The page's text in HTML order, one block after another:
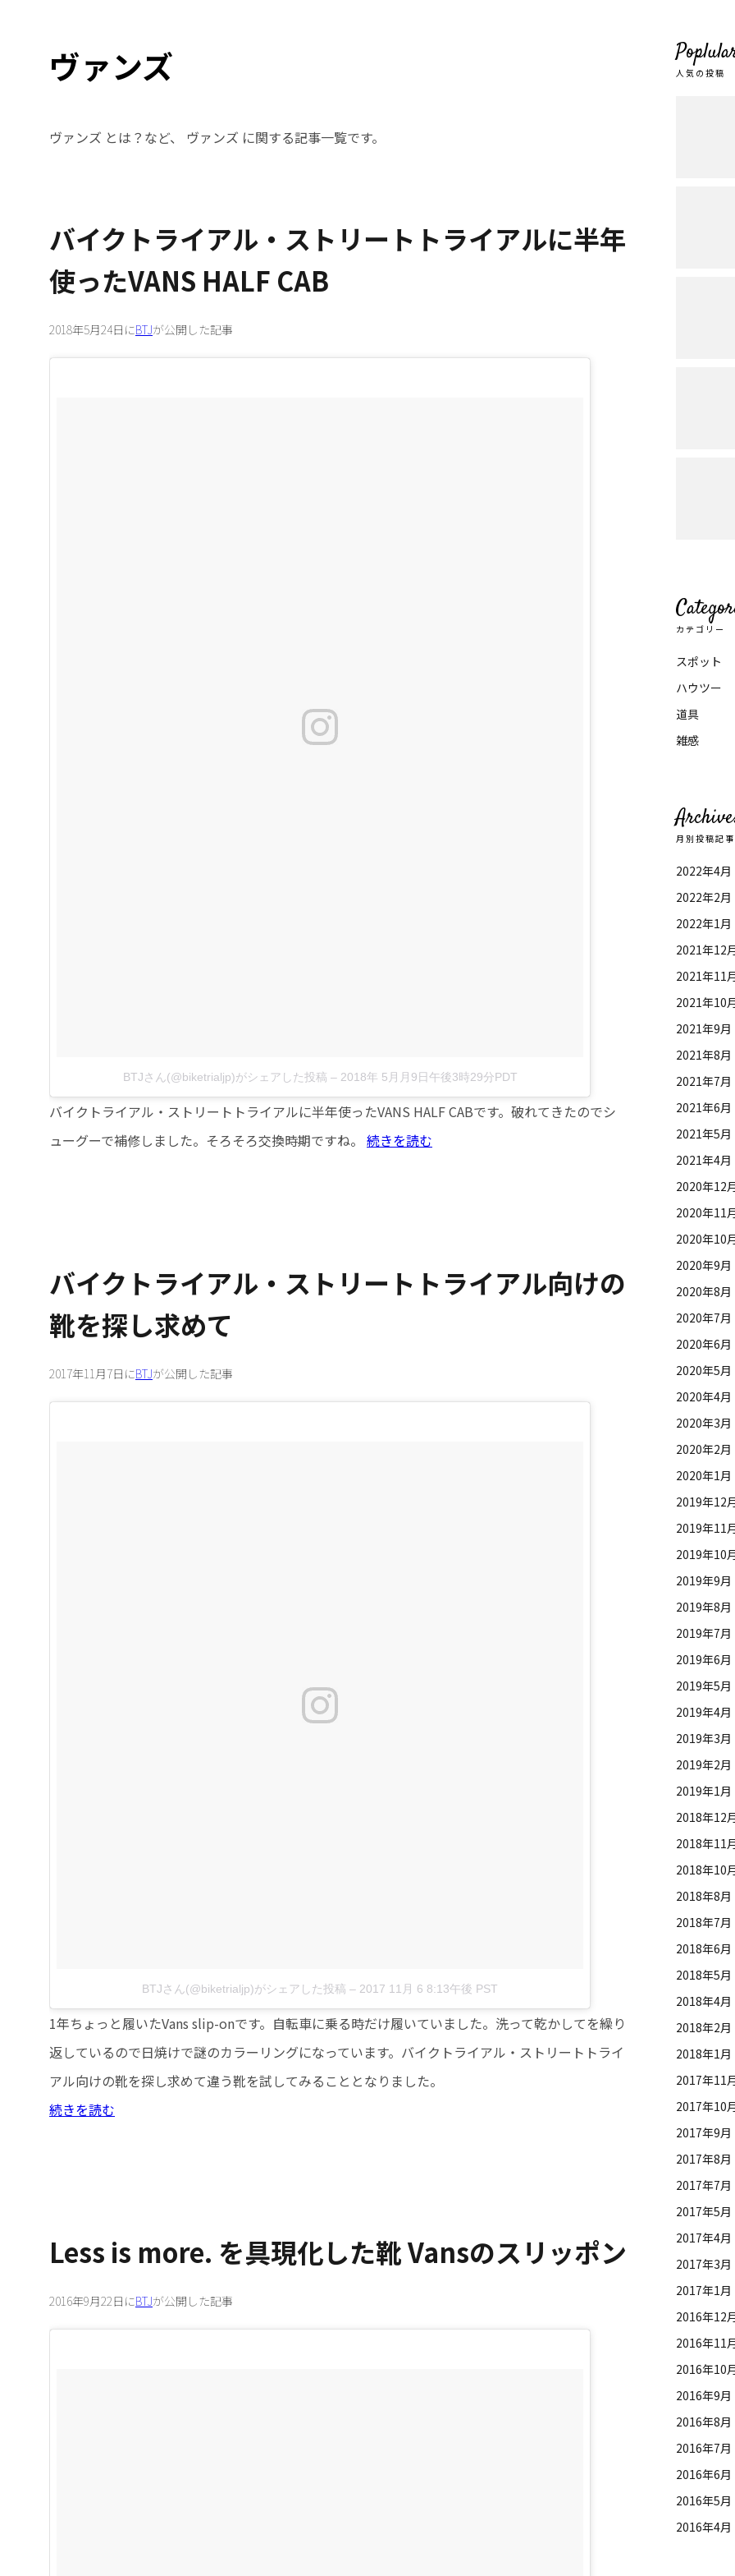
ヴァンズ
ヴァンズ とは？など、 ヴァンズ に関する記事一覧です。
バイクトライアル・ストリートトライアルに半年
使ったVANS HALF CAB
2018年5月24日にBTJが公開した記事
BTJさん(@biketrialjp)がシェアした投稿 – 2018年 5月月9日午後3時29分PDT
バイクトライアル・ストリートトライアルに半年使ったVANS HALF CABです。破れてきたのでシ
ューグーで補修しました。そろそろ交換時期ですね。 続きを読む
バイクトライアル・ストリートトライアル向けの
靴を探し求めて
2017年11月7日にBTJが公開した記事
BTJさん(@biketrialjp)がシェアした投稿 – 2017 11月 6 8:13午後 PST
1年ちょっと履いたVans slip-onです。自転車に乗る時だけ履いていました。洗って乾かしてを繰り
返しているので日焼けで謎のカラーリングになっています。バイクトライアル・ストリートトライ
アル向けの靴を探し求めて違う靴を試してみることとなりました。
続きを読む
Less is more. を具現化した靴 Vansのスリッポン
2016年9月22日にBTJが公開した記事
人気の投稿
カテゴリー
スポット
ハウツー
道具
雑感
月別投稿記事
2022年4月
2022年2月
2022年1月
2021年12
2021年11
2021年10
2021年9月
2021年8月
2021年7月
2021年6月
2021年5月
2021年4月
2020年12
2020年11
2020年10
2020年9月
2020年8月
2020年7月
2020年6月
2020年5月
2020年4月
2020年3月
2020年2月
2020年1月
2019年12
2019年11
2019年10
2019年9月
2019年8月
2019年7月
2019年6月
2019年5月
2019年4月
2019年3月
2019年2月
2019年1月
2018年12
2018年11
2018年10
2018年8月
2018年7月
2018年6月
2018年5月
2018年4月
2018年2月
2018年1月
2017年11
2017年10
2017年9月
2017年8月
2017年7月
2017年5月
2017年4月
2017年3月
2017年1月
2016年12
2016年11
2016年10
2016年9月
2016年8月
2016年7月
2016年6月
2016年5月
2016年4月